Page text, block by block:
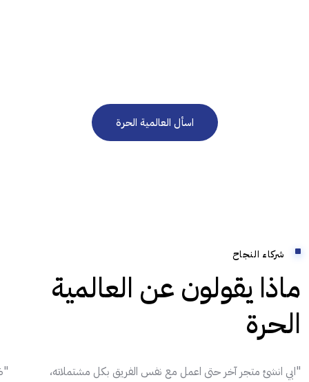
اسأل العالمية الحرة
شركاء النجاح
ماذا يقولون عن العالمية
الحرة
"ابي انشئ متجر آخر حتى اعمل مع نفس الفريق بكل مشتملاته،